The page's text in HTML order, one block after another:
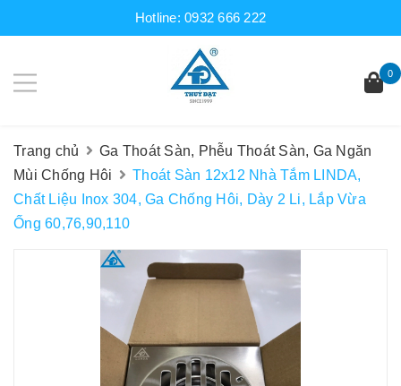
Hotline:0932 666 222
0
Trang chủ
Ga Thoát Sàn, Phễu Thoát Sàn, Ga Ngăn
Mùi Chống Hôi
Thoát Sàn 12x12 Nhà Tắm LINDA,
Chất Liệu Inox 304, Ga Chống Hôi, Dày 2 Li, Lắp Vừa
Ống 60,76,90,110